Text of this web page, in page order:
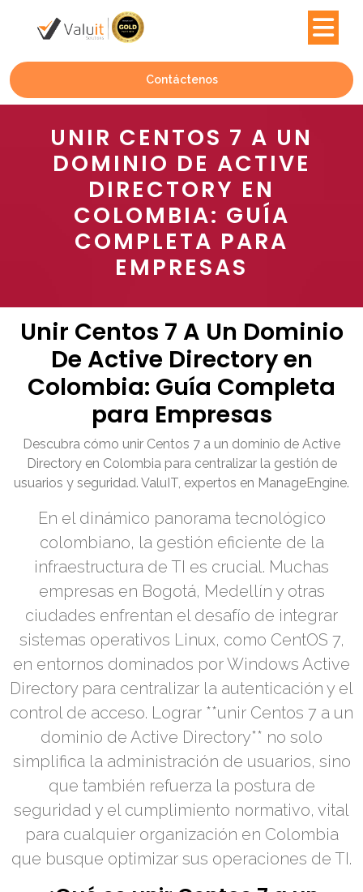
Contáctenos
UNIR CENTOS 7 A UN
DOMINIO DE ACTIVE
DIRECTORY EN
COLOMBIA: GUÍA
COMPLETA PARA
EMPRESAS
Unir Centos 7 A Un Dominio
De Active Directory en
Colombia: Guía Completa
para Empresas
Descubra cómo unir Centos 7 a un dominio de Active
Directory en Colombia para centralizar la gestión de
usuarios y seguridad. ValuIT, expertos en ManageEngine.
En el dinámico panorama tecnológico
colombiano, la gestión eficiente de la
infraestructura de TI es crucial. Muchas
empresas en Bogotá, Medellín y otras
ciudades enfrentan el desafío de integrar
sistemas operativos Linux, como CentOS 7,
en entornos dominados por Windows Active
Directory para centralizar la autenticación y el
control de acceso. Lograr **unir Centos 7 a un
dominio de Active Directory** no solo
simplifica la administración de usuarios, sino
que también refuerza la postura de
seguridad y el cumplimiento normativo, vital
para cualquier organización en Colombia
que busque optimizar sus operaciones de TI.